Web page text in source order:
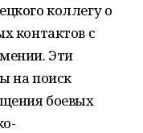
коллегу о
контактов с
Эти
на поиск
боевых